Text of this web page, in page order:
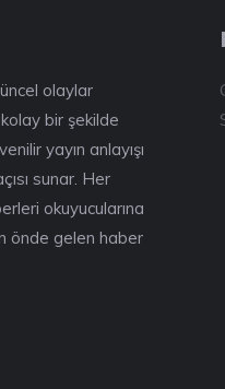
olaylar
bir şekilde
yayın anlayışı
sunar. Her
okuyucularına
önde gelen haber